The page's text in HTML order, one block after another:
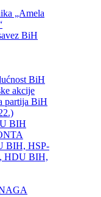
„Amela
BiH
BiH
akcije
partija BiH
BIH
BIH, HSP-
HDU BIH,